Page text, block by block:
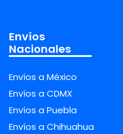
Envíos
Nacionales
Envíos a México
Envíos a CDMX
Envíos a Puebla
Envíos a Chihuahua